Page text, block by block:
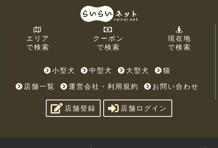
エリア
で検索
クーポン
で検索
現在地
で検索
小型犬 中型犬 大型犬
猫
店舗一覧
運営会社・利用規約 お問い合わせ
店舗登録 店舗ログイン